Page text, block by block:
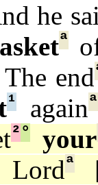
he
ª
end
¹ againª
²° your
ª